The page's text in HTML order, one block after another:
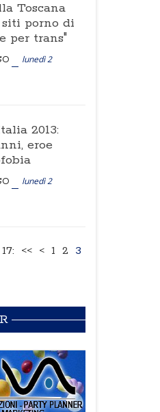
Toscana
porno di
per trans"
lunedì 2
2013:
eroe
lunedì 2
<< < 1 2 3